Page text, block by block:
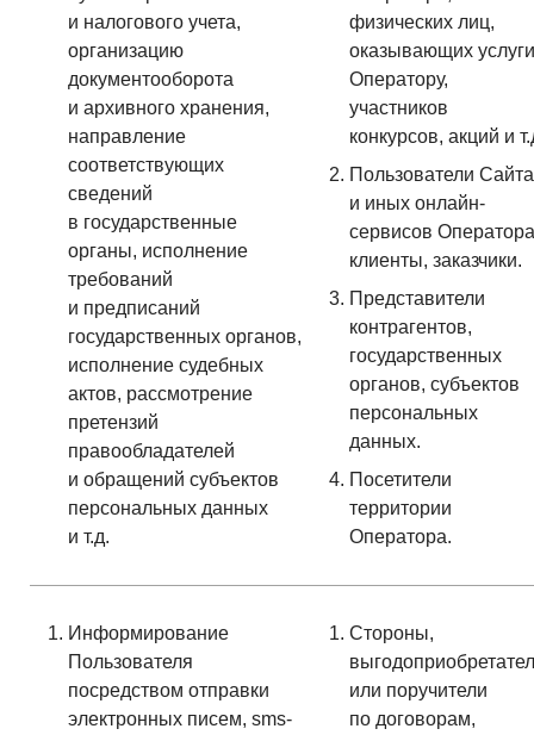
и налогового учета,
организацию
документооборота
и архивного хранения,
направление
соответствующих
сведений
в государственные
органы, исполнение
требований
и предписаний
государственных органов,
исполнение судебных
актов, рассмотрение
претензий
правообладателей
и обращений субъектов
персональных данных
и т.д.
физических лиц,
оказывающих услуги
Оператору,
участников
конкурсов, акций и
Пользователи Сайта
и иных онлайн-
сервисов
клиенты, заказчики.
Представители
контрагентов,
государственных
органов, субъектов
персональных
данных.
Посетители
территории
Оператора.
Информирование
Пользователя
посредством отправки
электронных писем, sms-
Стороны,
или поручители
по договорам,